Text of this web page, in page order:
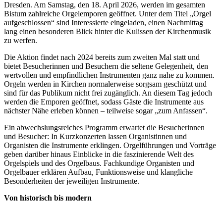
Dresden. Am Samstag, den 18. April 2026, werden im gesamten
Bistum zahlreiche Orgelemporen geöffnet. Unter dem Titel „Orgel
aufgeschlossen“ sind Interessierte eingeladen, einen Nachmittag
lang einen besonderen Blick hinter die Kulissen der Kirchenmusik
zu werfen.
Die Aktion findet nach 2024 bereits zum zweiten Mal statt und
bietet Besucherinnen und Besuchern die seltene Gelegenheit, den
wertvollen und empfindlichen Instrumenten ganz nahe zu kommen.
Orgeln werden in Kirchen normalerweise sorgsam geschützt und
sind für das Publikum nicht frei zugänglich. An diesem Tag jedoch
werden die Emporen geöffnet, sodass Gäste die Instrumente aus
nächster Nähe erleben können – teilweise sogar „zum Anfassen“.
Ein abwechslungsreiches Programm erwartet die Besucherinnen
und Besucher: In Kurzkonzerten lassen Organistinnen und
Organisten die Instrumente erklingen. Orgelführungen und Vorträge
geben darüber hinaus Einblicke in die faszinierende Welt des
Orgelspiels und des Orgelbaus. Fachkundige Organisten und
Orgelbauer erklären Aufbau, Funktionsweise und klangliche
Besonderheiten der jeweiligen Instrumente.
Von historisch bis modern